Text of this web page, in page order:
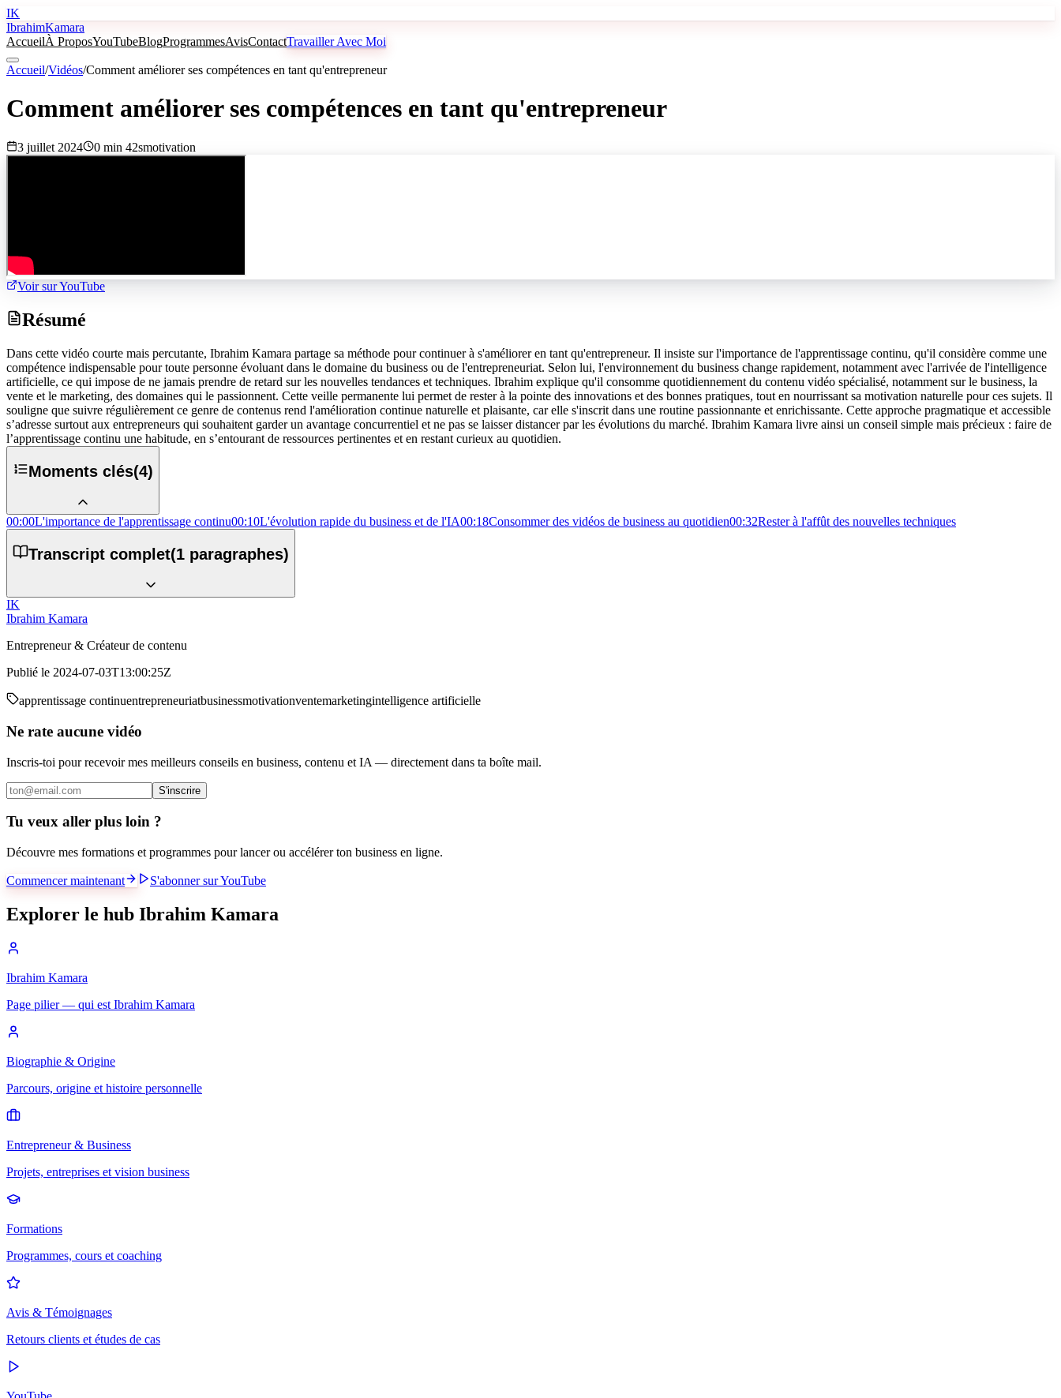
IK
IbrahimKamara
AccueilÀ ProposYouTubeBlogProgrammesAvisContactTravailler Avec Moi
Accueil/Vidéos/Comment améliorer ses compétences en tant qu'entrepreneur
Comment améliorer ses compétences en tant qu'entrepreneur
3 juillet 2024 0 min 42smotivation
Voir sur YouTube
Résumé
Dans cette vidéo courte mais percutante, Ibrahim Kamara partage sa méthode pour continuer à s'améliorer en tant qu'entrepreneur. Il insiste sur l'importance de l'apprentissage continu, qu'il considère comme une
compétence indispensable pour toute personne évoluant dans le domaine du business ou de l'entrepreneuriat. Selon lui, l'environnement du business change rapidement, notamment avec l'arrivée de l'intelligence
artificielle, ce qui impose de ne jamais prendre de retard sur les nouvelles tendances et techniques. Ibrahim explique qu'il consomme quotidiennement du contenu vidéo spécialisé, notamment sur le business, la
vente et le marketing, des domaines qui le passionnent. Cette veille permanente lui permet de rester à la pointe des innovations et des bonnes pratiques, tout en nourrissant sa motivation naturelle pour ces sujets. Il
souligne que suivre régulièrement ce genre de contenus rend l'amélioration continue naturelle et plaisante, car elle s'inscrit dans une routine passionnante et enrichissante. Cette approche pragmatique et accessible
s’adresse surtout aux entrepreneurs qui souhaitent garder un avantage concurrentiel et ne pas se laisser distancer par les évolutions du marché. Ibrahim Kamara livre ainsi un conseil simple mais précieux : faire de
l’apprentissage continu une habitude, en s’entourant de ressources pertinentes et en restant curieux au quotidien.
Moments clés(4)
00:00L'importance de l'apprentissage continu00:10L'évolution rapide du business et de l'IA00:18Consommer des vidéos de business au quotidien00:32Rester à l'affût des nouvelles techniques
Transcript complet(1 paragraphes)
IK
Ibrahim Kamara
Entrepreneur & Créateur de contenu
Publié le 2024-07-03T13:00:25Z
apprentissage continuentrepreneuriatbusinessmotivationventemarketingintelligence artificielle
Ne rate aucune vidéo
Inscris-toi pour recevoir mes meilleurs conseils en business, contenu et IA — directement dans ta boîte mail.
S'inscrire
Tu veux aller plus loin ?
Découvre mes formations et programmes pour lancer ou accélérer ton business en ligne.
Commencer maintenant S'abonner sur YouTube
Explorer le hub Ibrahim Kamara
Ibrahim Kamara
Page pilier — qui est Ibrahim Kamara
Biographie & Origine
Parcours, origine et histoire personnelle
Entrepreneur & Business
Projets, entreprises et vision business
Formations
Programmes, cours et coaching
Avis & Témoignages
Retours clients et études de cas